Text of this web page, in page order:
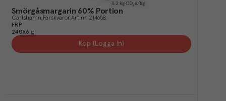
3.2 kg CO₂e/kg
Smörgåsmargarin 60% Portion
Carlshamn Färskvaror Art.nr. 214658
FRP
240x6 g
Köp (Logga in)